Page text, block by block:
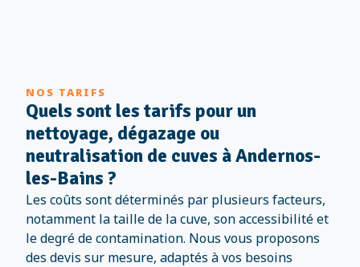
NOS TARIFS
Quels sont les tarifs pour un
nettoyage, dégazage ou
neutralisation de cuves à Andernos-
les-Bains ?
Les coûts sont déterminés par plusieurs facteurs,
notamment la taille de la cuve, son accessibilité et
le degré de contamination. Nous vous proposons
des devis sur mesure, adaptés à vos besoins